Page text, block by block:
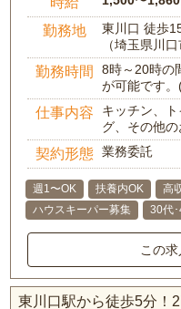
勤務地
東川口 徒歩
（埼玉県川口
勤務時間
8時～20時の
が可能です
仕事内容
キッチン、
グ、その他の
契約形態 業務委託
週1〜OK 扶養内OK 高
ハウスキーパー募集
30代
この
東川口駅から徒歩5分！